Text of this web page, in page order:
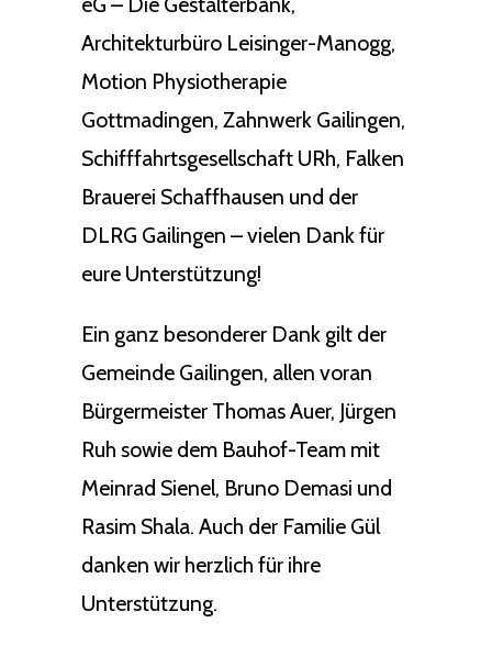
Architekturbüro Leisinger-Manogg,
Motion Physiotherapie
Gottmadingen, Zahnwerk Gailingen,
Schifffahrtsgesellschaft URh, Falken
Brauerei Schaffhausen und der
DLRG Gailingen – vielen Dank für
eure Unterstützung!
Ein ganz besonderer Dank gilt der
Gemeinde Gailingen, allen voran
Bürgermeister Thomas Auer, Jürgen
Ruh sowie dem Bauhof-Team mit
Meinrad Sienel, Bruno Demasi und
Rasim Shala. Auch der Familie Gül
danken wir herzlich für ihre
Unterstützung.